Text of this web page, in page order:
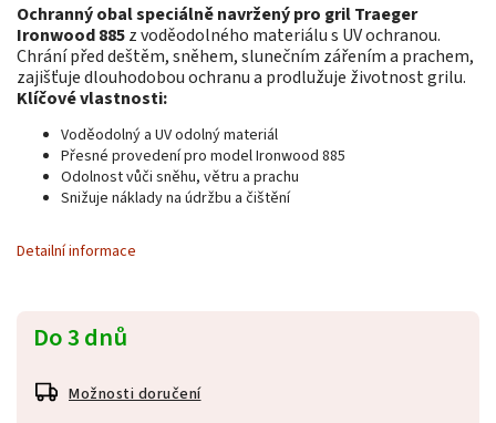
Do 3 dnů
Možnosti doručení
Ochranný obal speciálně navržený pro gril Traeger
Ironwood 885z voděodolného materiálu s UV ochranou.
Chrání před deštěm, sněhem, slunečním zářením a prachem,
zajišťuje dlouhodobou ochranu a prodlužuje životnost grilu.
Klíčové vlastnosti:
Voděodolný a UV odolný materiál
Přesné provedení pro model Ironwood 885
Odolnost vůči sněhu, větru a prachu
Snižuje náklady na údržbu a čištění
Detailní informace